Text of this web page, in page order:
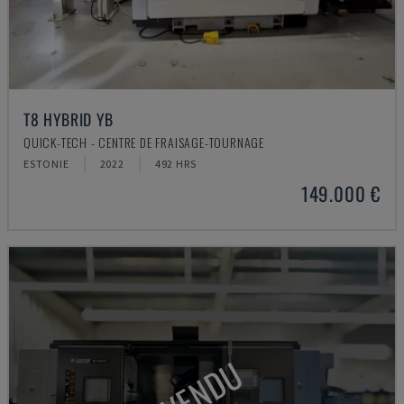
T8 HYBRID YB
QUICK-TECH - CENTRE DE FRAISAGE-TOURNAGE
ESTONIE 2022 492 HRS
149.000 €